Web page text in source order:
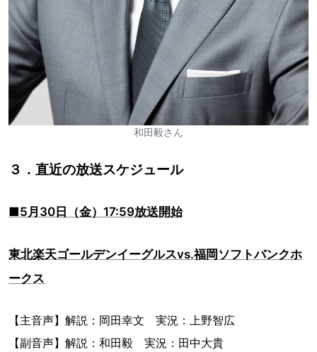
和田毅さん
３．直近の放送スケジュール
■5月30日（金）17:59放送開始
東北楽天ゴールデンイーグルスvs.福岡ソフトバンクホ
ークス
【主音声】解説：岡田幸文 実況：上野智広
【副音声】解説：和田毅 実況：田中大貴